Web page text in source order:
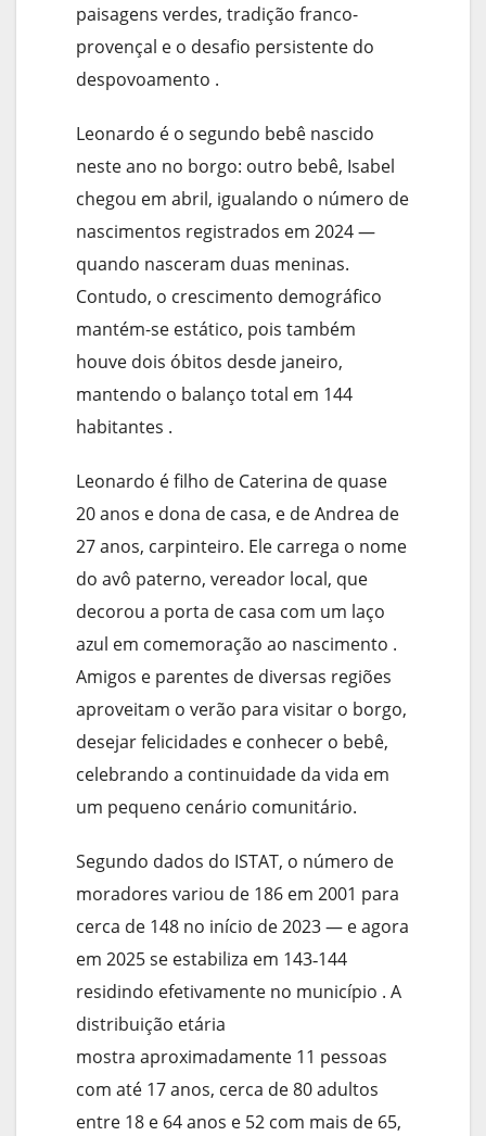
paisagens verdes, tradição franco-
provençal e o desafio persistente do
despovoamento .
Leonardo é o segundo bebê nascido
neste ano no borgo: outro bebê, Isabel
chegou em abril, igualando o número de
nascimentos registrados em 2024 —
quando nasceram duas meninas.
Contudo, o crescimento demográfico
mantém-se estático, pois também
houve dois óbitos desde janeiro,
mantendo o balanço total em 144
habitantes .
Leonardo é filho de Caterina de quase
20 anos e dona de casa, e de Andrea de
27 anos, carpinteiro. Ele carrega o nome
do avô paterno, vereador local, que
decorou a porta de casa com um laço
azul em comemoração ao nascimento .
Amigos e parentes de diversas regiões
aproveitam o verão para visitar o borgo,
desejar felicidades e conhecer o bebê,
celebrando a continuidade da vida em
um pequeno cenário comunitário.
Segundo dados do ISTAT, o número de
moradores variou de 186 em 2001 para
cerca de 148 no início de 2023 — e agora
em 2025 se estabiliza em 143‑144
residindo efetivamente no município . A
distribuição etária
mostra aproximadamente 11 pessoas
com até 17 anos, cerca de 80 adultos
entre 18 e 64 anos e 52 com mais de 65,